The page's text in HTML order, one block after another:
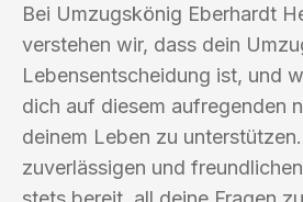
Bei Umzugskönig Eberhardt
verstehen wir, dass dein
Lebensentscheidung ist, und
dich auf diesem aufregenden
deinem Leben zu
zuverlässigen und